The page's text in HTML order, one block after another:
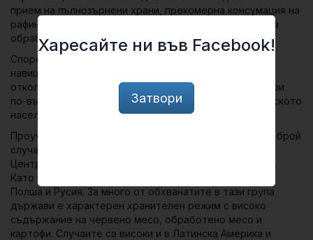
прием на пълнозърнени храни, прекомерна консумация на
рафинирани ориз и пшеница и засилена консумация на
обработено месо.
Според данните от проучването лошите хранителни
навици оказват по-голямо въздействие при мъжете,
отколкото при жените, при по-младите, отколкото при
по-възрастните, и при градското, отколкото при селското
население.
Проучването идентифицира и регионите с най-голям брой
случаи на диабет тип 2, свързани с храненето –
Централна и Източна Европа, както и Централна Азия.
Като особено добре откроени примери са посочени
Полша и Русия. За много от обхванатите в тази група
държави е характерен хранителен режим с високо
съдържание на червено месо, обработено месо и
картофи. Случаите са високи и в Латинска Америка и
Харесайте ни във Facebook!
Затвори